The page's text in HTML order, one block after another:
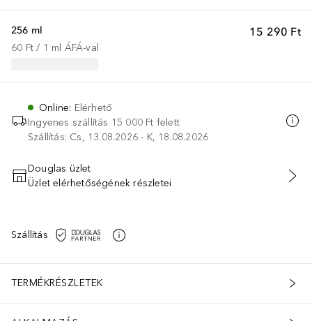
15 290 Ft
256 ml
60 Ft / 1 ml ÁFÁ-val
Online: Elérhető
Ingyenes szállítás 15 000 Ft felett
Szállítás: Cs, 13.08.2026 - K, 18.08.2026
KOSÁRBA HELYEZÉS
Douglas üzlet
Üzlet elérhetőségének részletei
Szállítás
TERMÉKRÉSZLETEK